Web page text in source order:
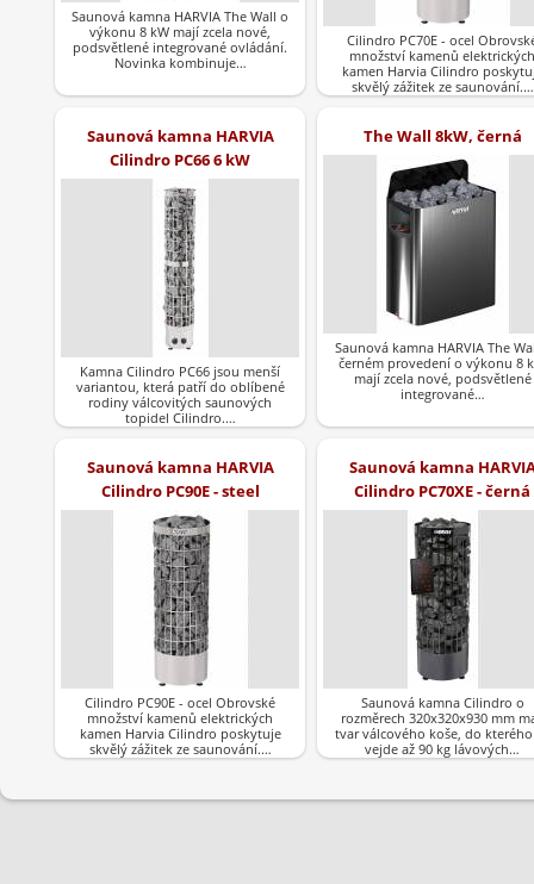
Saunová kamna HARVIA The Wall o
výkonu 8 kW mají zcela nové,
podsvětlené integrované ovládání.
Novinka kombinuje…
Cilindro PC70E - ocel
množství kamenů elektrických
kamen Harvia Cilindro
skvělý zážitek ze saunování.…
Saunová kamna HARVIA
Cilindro PC66 6 kW
Kamna Cilindro PC66 jsou menší
variantou, která patří do oblíbené
rodiny válcovitých saunových
topidel Cilindro.…
The Wall 8kW, černá
Saunová kamna HARVIA The
černém provedení o výkonu 8
mají zcela nové, podsvětlené
integrované…
Saunová kamna HARVIA
Cilindro PC90E - steel
Cilindro PC90E - ocel Obrovské
množství kamenů elektrických
kamen Harvia Cilindro poskytuje
skvělý zážitek ze saunování.…
Saunová kamna
Cilindro PC70XE - černá
Saunová kamna Cilindro o
rozměrech 320x320x930 mm
tvar válcového koše, do kterého
vejde až 90 kg lávových…